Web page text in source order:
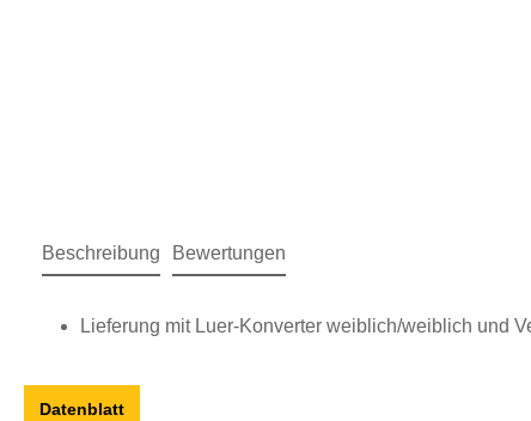
Beschreibung Bewertungen
Lieferung mit Luer-Konverter weiblich/weiblich und
Datenblatt